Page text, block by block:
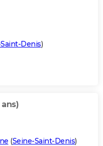
Denis)
ans)
(Seine-Saint-Denis)